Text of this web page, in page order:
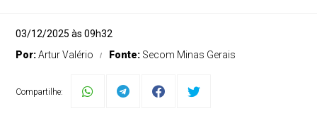
03/12/2025 às 09h32
Por:Artur Valério Fonte: Secom Minas Gerais
Compartilhe: